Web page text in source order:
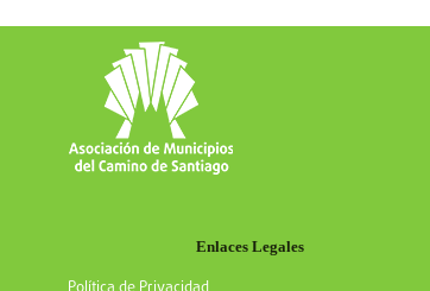
Enlaces Legales